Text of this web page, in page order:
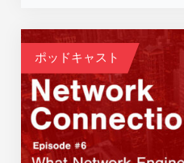
ポッドキャスト